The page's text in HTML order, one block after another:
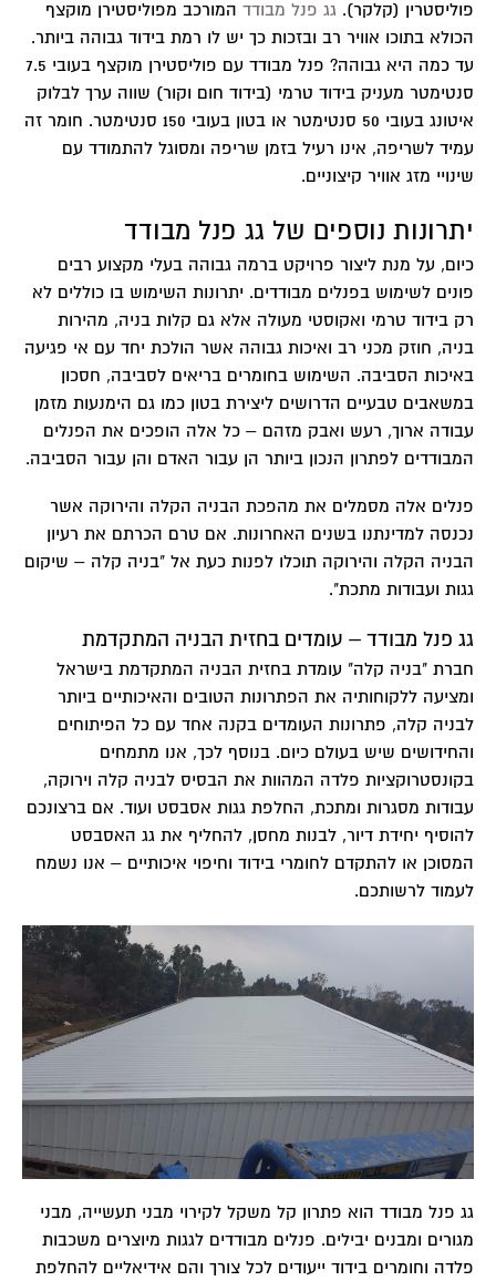
פוליסטרין (קלקר). גג פנל מבודד המורכב מפוליסטירן מוקצף
הכולא בתוכו אוויר רב ובזכות כך יש לו רמת בידוד גבוהה ביותר.
עד כמה היא גבוהה? פנל מבודד עם פוליסטירן מוקצף בעובי 7.5
סנטימטר מעניק בידוד טרמי (בידוד חום וקור) שווה ערך לבלוק
איטונג בעובי 50 סנטימטר או בטון בעובי 150 סנטימטר. חומר זה
עמיד לשריפה, אינו רעיל בזמן שריפה ומסוגל להתמודד עם
שינויי מזג אוויר קיצוניים.
יתרונות נוספים של גג פנל מבודד
כיום, על מנת ליצור פרויקט ברמה גבוהה בעלי מקצוע רבים
פונים לשימוש בפנלים מבודדים. יתרונות השימוש בו כוללים לא
רק בידוד טרמי ואקוסטי מעולה אלא גם קלות בניה, מהירות
בניה, חוזק מכני רב ואיכות גבוהה אשר הולכת יחד עם אי פגיעה
באיכות הסביבה. השימוש בחומרים בריאים לסביבה, חסכון
במשאבים טבעיים הדרושים ליצירת בטון כמו גם הימנעות מזמן
עבודה ארוך, רעש ואבק מזהם – כל אלה הופכים את הפנלים
המבודדים לפתרון הנכון ביותר הן עבור האדם והן עבור הסביבה.
פנלים אלה מסמלים את מהפכת הבניה הקלה והירוקה אשר
נכנסה למדינתנו בשנים האחרונות. אם טרם הכרתם את רעיון
הבניה הקלה והירוקה תוכלו לפנות כעת אל "בניה קלה – שיקום
גגות ועבודות מתכת".
גג פנל מבודד – עומדים בחזית הבניה המתקדמת
חברת "בניה קלה" עומדת בחזית הבניה המתקדמת בישראל
ומציעה ללקוחותיה את הפתרונות הטובים והאיכותיים ביותר
לבניה קלה, פתרונות העומדים בקנה אחד עם כל הפיתוחים
והחידושים שיש בעולם כיום. בנוסף לכך, אנו מתמחים
בקונסטרוקציות פלדה המהוות את הבסיס לבניה קלה וירוקה,
עבודות מסגרות ומתכת, החלפת גגות אסבסט ועוד. אם ברצונכם
להוסיף יחידת דיור, לבנות מחסן, להחליף את גג האסבסט
המסוכן או להתקדם לחומרי בידוד וחיפוי איכותיים – אנו נשמח
לעמוד לרשותכם.
גג פנל מבודד הוא פתרון קל משקל לקירוי מבני תעשייה, מבני
מגורים ומבנים יבילים. פנלים מבודדים לגגות מיוצרים משכבות
פלדה וחומרים בידוד ייעודים לכל צורך והם אידיאליים להחלפת